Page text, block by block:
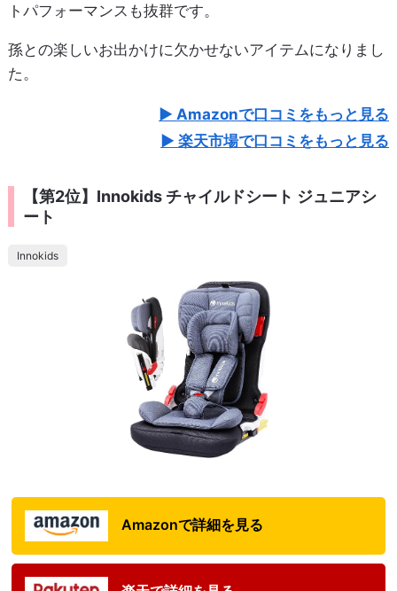
トパフォーマンスも抜群です。
孫との楽しいお出かけに欠かせないアイテムになりまし
た。
Amazonで口コミをもっと見る
楽天市場で口コミをもっと見る
【第2位】Innokids チャイルドシート ジュニアシ
ート
Innokids
Amazonで詳細を見る